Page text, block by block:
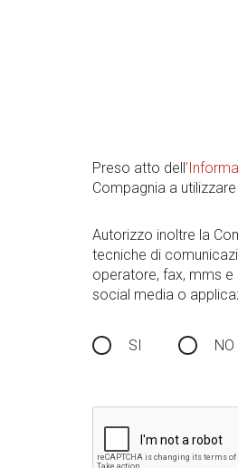
Preso atto dell
Compagnia a
Autorizzo inoltre la
tecniche di
operatore, fax, mms
social media o
SI NO